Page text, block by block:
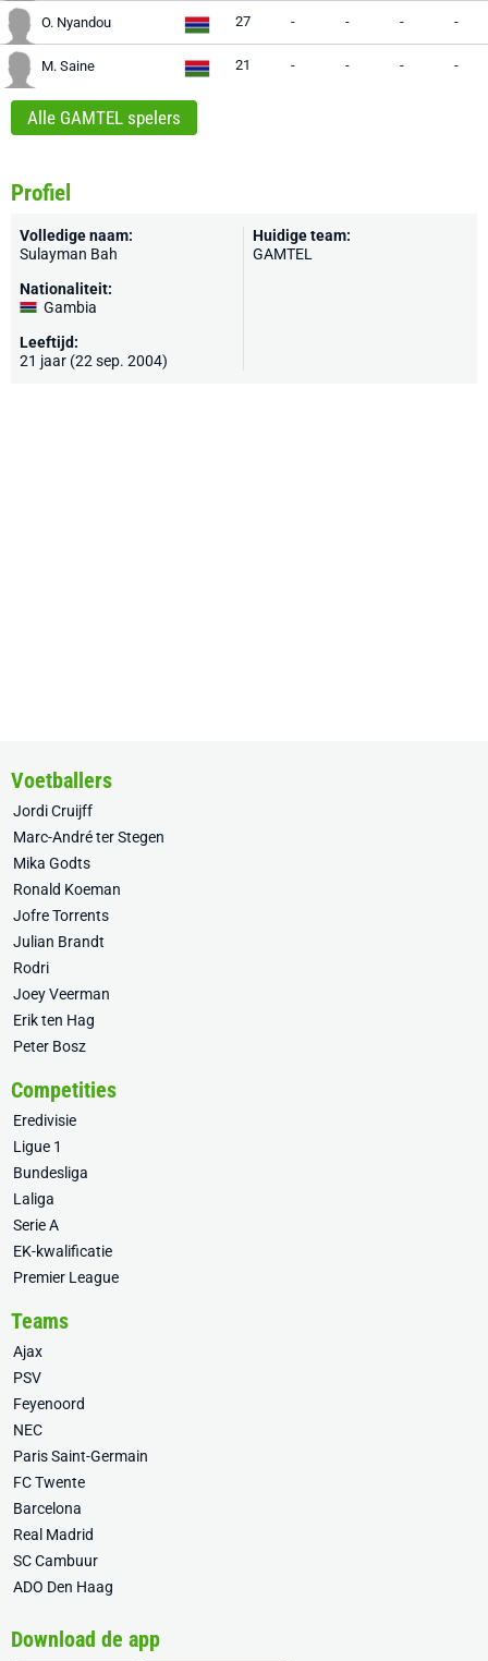
O. Nyandou 27 - - - -
M. Saine 21 - - - -
Alle GAMTEL spelers
Profiel
Volledige naam:
Sulayman Bah
Nationaliteit:
Gambia
Leeftijd:
21 jaar (22 sep. 2004)
Huidige team:
GAMTEL
Voetballers
Jordi Cruijff
Marc-André ter Stegen
Mika Godts
Ronald Koeman
Jofre Torrents
Julian Brandt
Rodri
Joey Veerman
Erik ten Hag
Peter Bosz
Competities
Eredivisie
Ligue 1
Bundesliga
Laliga
Serie A
EK-kwalificatie
Premier League
Teams
Ajax
PSV
Feyenoord
NEC
Paris Saint-Germain
FC Twente
Barcelona
Real Madrid
SC Cambuur
ADO Den Haag
Download de app